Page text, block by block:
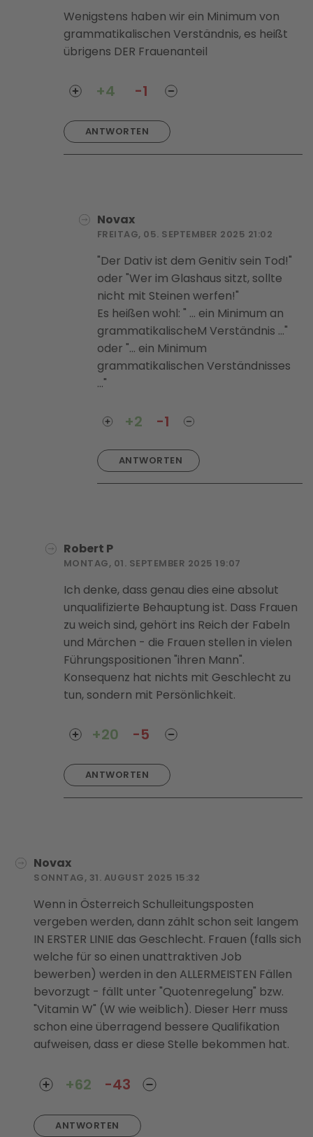
Wenigstens haben wir ein Minimum von
grammatikalischen Verständnis, es heißt
übrigens DER Frauenanteil
ANTWORTEN
+4 -1
Novax
FREITAG, 05. SEPTEMBER 2025 21:02
"Der Dativ ist dem Genitiv sein Tod!"
oder "Wer im Glashaus sitzt, sollte
nicht mit Steinen werfen!"
Es heißen wohl: " ... ein Minimum an
grammatikalischeM Verständnis ..."
oder "... ein Minimum
grammatikalischen Verständnisses
..."
ANTWORTEN
+2 -1
Robert P
MONTAG, 01. SEPTEMBER 2025 19:07
Ich denke, dass genau dies eine absolut
unqualifizierte Behauptung ist. Dass Frauen
zu weich sind, gehört ins Reich der Fabeln
und Märchen - die Frauen stellen in vielen
Führungspositionen "ihren Mann".
Konsequenz hat nichts mit Geschlecht zu
tun, sondern mit Persönlichkeit.
ANTWORTEN
+20 -5
Novax
SONNTAG, 31. AUGUST 2025 15:32
Wenn in Österreich Schulleitungsposten
vergeben werden, dann zählt schon seit langem
IN ERSTER LINIE das Geschlecht. Frauen (falls sich
welche für so einen unattraktiven Job
bewerben) werden in den ALLERMEISTEN Fällen
bevorzugt - fällt unter "Quotenregelung" bzw.
"Vitamin W" (W wie weiblich). Dieser Herr muss
schon eine überragend bessere Qualifikation
aufweisen, dass er diese Stelle bekommen hat.
ANTWORTEN
+62 -43